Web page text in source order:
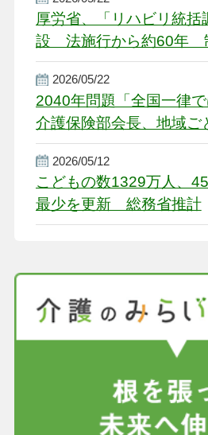
厚労省、「リハビリ統括
設 法施行から約60年
2026/05/22
2040年問題「全国一律
介護保険部会長、地域ご
盤整備を促す
2026/05/12
こどもの数1329万人、
最少を更新 総務省推計